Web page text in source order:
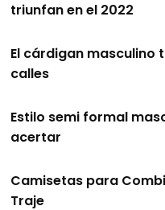
triunfan en el 2022
El cárdigan masculino
calles
Estilo semi formal
acertar
Camisetas para
Traje